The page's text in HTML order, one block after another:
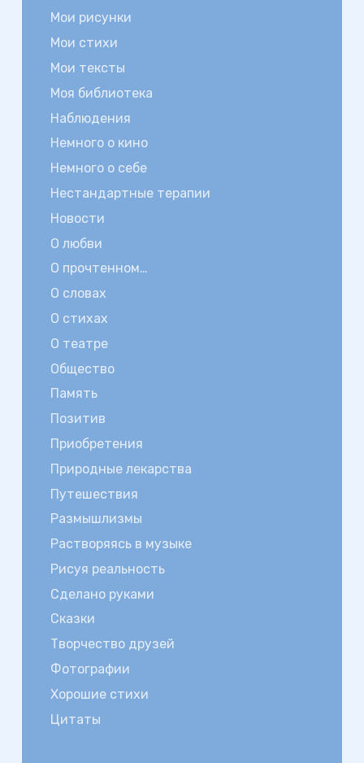
Мои рисунки
Мои стихи
Мои тексты
Моя библиотека
Наблюдения
Немного о кино
Немного о себе
Нестандартные терапии
Новости
О любви
О прочтенном…
О словах
О стихах
О театре
Общество
Память
Позитив
Приобретения
Природные лекарства
Путешествия
Размышлизмы
Растворяясь в музыке
Рисуя реальность
Сделано руками
Сказки
Творчество друзей
Фотографии
Хорошие стихи
Цитаты